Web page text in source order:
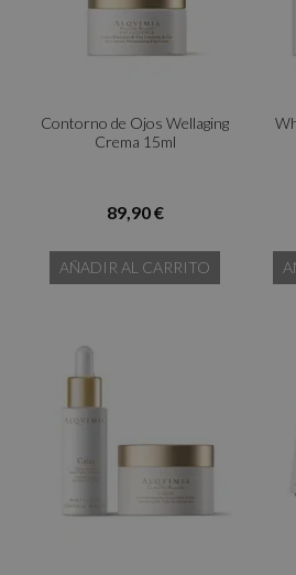
Contorno de Ojos Wellaging
Crema 15ml
89,90 €
AÑADIR AL CARRITO